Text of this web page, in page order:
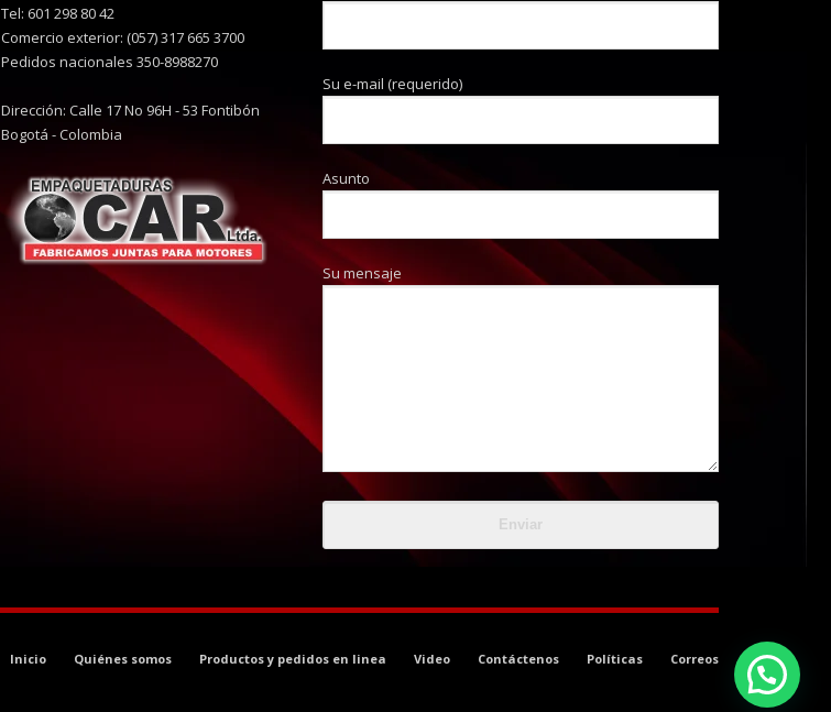
Tel: 601 298 80 42
Comercio exterior: (057) 317 665 3700
Pedidos nacionales 350-8988270
Dirección: Calle 17 No 96H - 53 Fontibón
Bogotá - Colombia
Su e-mail (requerido)
Asunto
Su mensaje
Inicio Quiénes somos Productos y pedidos en linea Video Contáctenos Políticas Correos